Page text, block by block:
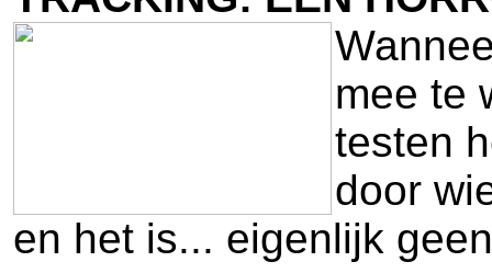
mee te
testen
door
en het is... eigenlijk